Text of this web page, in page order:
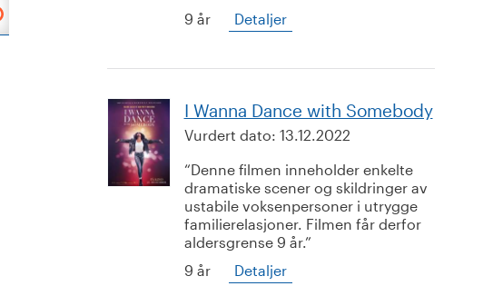
9 år
Detaljer
I Wanna Dance with Somebody
Vurdert dato: 13.12.2022
Denne filmen inneholder enkelte
dramatiske scener og skildringer av
ustabile voksenpersoner i utrygge
familierelasjoner. Filmen får derfor
aldersgrense 9 år.
9 år
Detaljer